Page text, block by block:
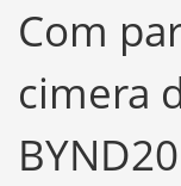
Formación
Herramientas
Com
cimera